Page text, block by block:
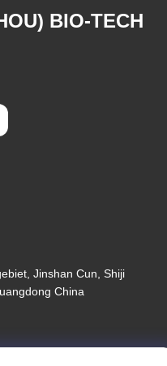
BIO-TECH
Jinshan Cun, Shiji
China